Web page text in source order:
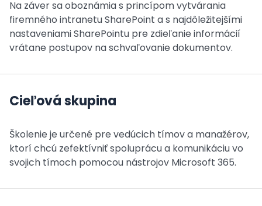
Na záver sa oboznámia s princípom vytvárania
firemného intranetu SharePoint a s najdôležitejšími
nastaveniami SharePointu pre zdieľanie informácií
vrátane postupov na schvaľovanie dokumentov.
Cieľová skupina
Školenie je určené pre vedúcich tímov a manažérov,
ktorí chcú zefektívniť spoluprácu a komunikáciu vo
svojich tímoch pomocou nástrojov Microsoft 365.